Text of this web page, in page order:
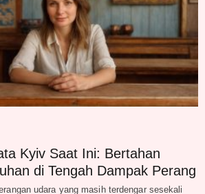
Kyiv Saat Ini: Bertahan
di Tengah Dampak Perang
udara yang masih terdengar sesekali